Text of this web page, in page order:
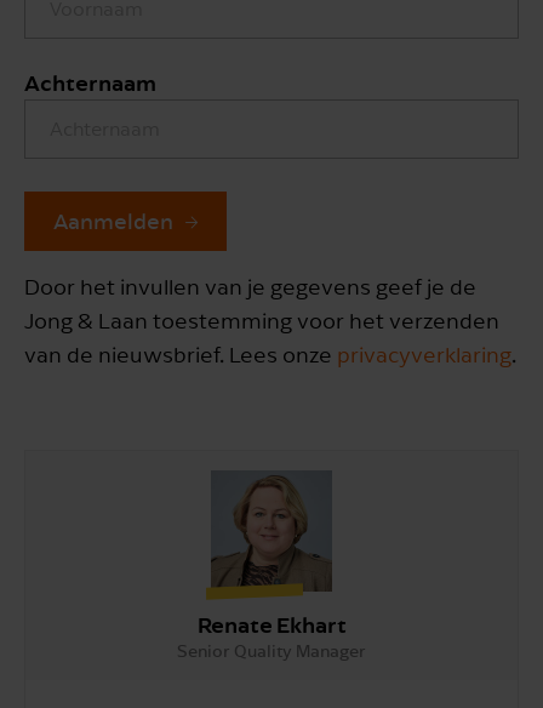
Achternaam
Aanmelden
Door het invullen van je gegevens geef je de
Jong & Laan toestemming voor het verzenden
van de nieuwsbrief. Lees onze privacyverklaring.
Renate Ekhart
Senior Quality Manager